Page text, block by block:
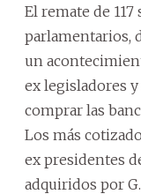
El remate de
parlamentarios,
un
ex legisladores
comprar las
Los más
ex presidentes
adquiridos por